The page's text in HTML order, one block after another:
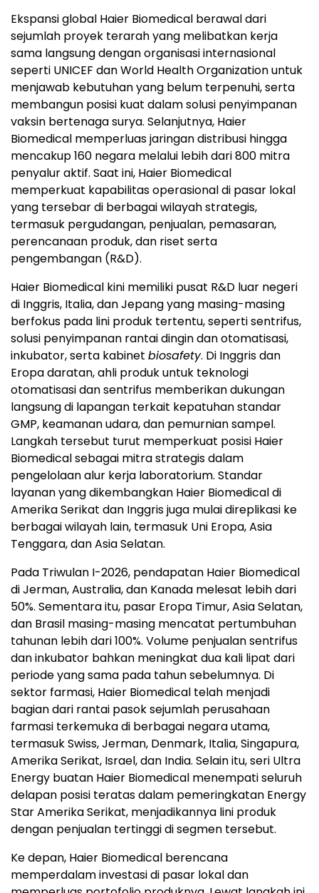
Ekspansi global Haier Biomedical berawal dari
sejumlah proyek terarah yang melibatkan kerja
sama langsung dengan organisasi internasional
seperti UNICEF dan World Health Organization untuk
menjawab kebutuhan yang belum terpenuhi, serta
membangun posisi kuat dalam solusi penyimpanan
vaksin bertenaga surya. Selanjutnya, Haier
Biomedical memperluas jaringan distribusi hingga
mencakup 160 negara melalui lebih dari 800 mitra
penyalur aktif. Saat ini, Haier Biomedical
memperkuat kapabilitas operasional di pasar lokal
yang tersebar di berbagai wilayah strategis,
termasuk pergudangan, penjualan, pemasaran,
perencanaan produk, dan riset serta
pengembangan (R&D).
Haier Biomedical kini memiliki pusat R&D luar negeri
di Inggris, Italia, dan Jepang yang masing-masing
berfokus pada lini produk tertentu, seperti sentrifus,
solusi penyimpanan rantai dingin dan otomatisasi,
inkubator, serta kabinet biosafety. Di Inggris dan
Eropa daratan, ahli produk untuk teknologi
otomatisasi dan sentrifus memberikan dukungan
langsung di lapangan terkait kepatuhan standar
GMP, keamanan udara, dan pemurnian sampel.
Langkah tersebut turut memperkuat posisi Haier
Biomedical sebagai mitra strategis dalam
pengelolaan alur kerja laboratorium. Standar
layanan yang dikembangkan Haier Biomedical di
Amerika Serikat dan Inggris juga mulai direplikasi ke
berbagai wilayah lain, termasuk Uni Eropa, Asia
Tenggara, dan Asia Selatan.
Pada Triwulan I-2026, pendapatan Haier Biomedical
di Jerman, Australia, dan Kanada melesat lebih dari
50%. Sementara itu, pasar Eropa Timur, Asia Selatan,
dan Brasil masing-masing mencatat pertumbuhan
tahunan lebih dari 100%. Volume penjualan sentrifus
dan inkubator bahkan meningkat dua kali lipat dari
periode yang sama pada tahun sebelumnya. Di
sektor farmasi, Haier Biomedical telah menjadi
bagian dari rantai pasok sejumlah perusahaan
farmasi terkemuka di berbagai negara utama,
termasuk Swiss, Jerman, Denmark, Italia, Singapura,
Amerika Serikat, Israel, dan India. Selain itu, seri Ultra
Energy buatan Haier Biomedical menempati seluruh
delapan posisi teratas dalam pemeringkatan Energy
Star Amerika Serikat, menjadikannya lini produk
dengan penjualan tertinggi di segmen tersebut.
Ke depan, Haier Biomedical berencana
memperdalam investasi di pasar lokal dan